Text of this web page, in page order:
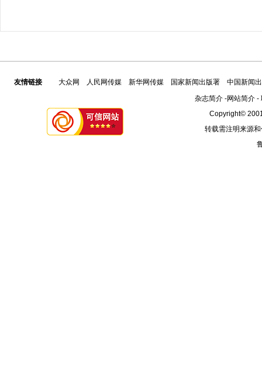
友情链接 大众网 人民网传媒 新华网传媒 国家新闻出版署
中国新闻
杂志简介-网站简介-
Copyright©
转载需注明来源